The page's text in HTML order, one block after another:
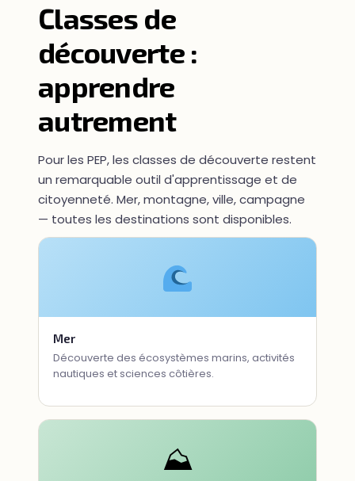
Classes de
découverte :
apprendre
autrement
Pour les PEP, les classes de découverte restent
un remarquable outil d'apprentissage et de
citoyenneté. Mer, montagne, ville, campagne
— toutes les destinations sont disponibles.
Mer
Découverte des écosystèmes marins, activités
nautiques et sciences côtières.
⛰